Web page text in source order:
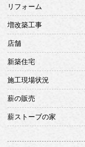
リフォーム
増改築工事
店舗
新築住宅
施工現場状況
薪の販売
薪ストーブの家